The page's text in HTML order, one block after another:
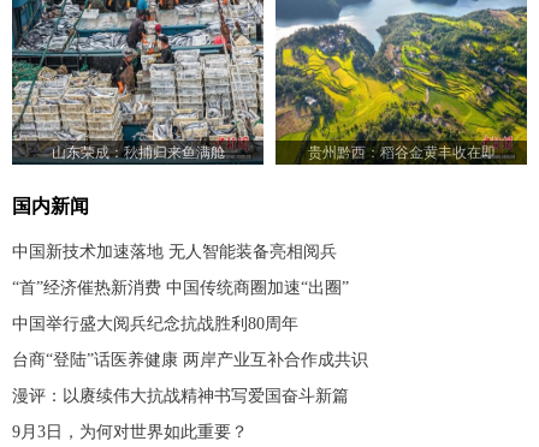
山东荣成：秋捕归来鱼满舱 贵州黔西：稻谷金黄丰收在即
国内新闻
中国新技术加速落地 无人智能装备亮相阅兵
“首”经济催热新消费 中国传统商圈加速“出圈”
中国举行盛大阅兵纪念抗战胜利80周年
台商“登陆”话医养健康 两岸产业互补合作成共识
漫评：以赓续伟大抗战精神书写爱国奋斗新篇
9月3日，为何对世界如此重要？